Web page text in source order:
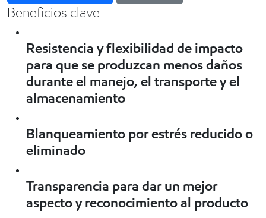
Beneficios clave
Resistencia y flexibilidad de impacto
para que se produzcan menos daños
durante el manejo, el transporte y el
almacenamiento
Blanqueamiento por estrés reducido o
eliminado
Transparencia para dar un mejor
aspecto y reconocimiento al producto